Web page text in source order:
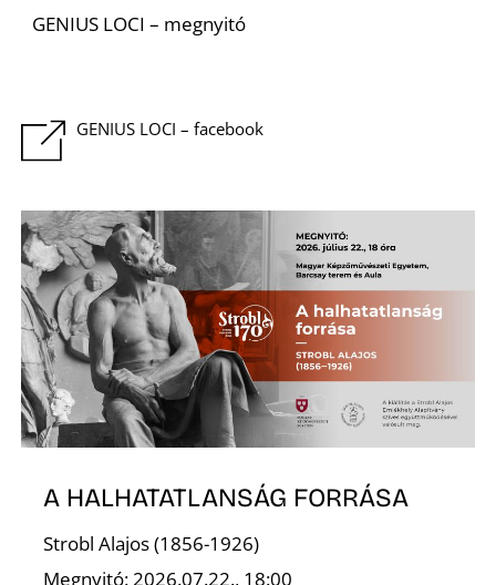
GENIUS LOCI – megnyitó
GENIUS LOCI – facebook
A HALHATATLANSÁG FORRÁSA
Strobl Alajos (1856-1926)
Megnyitó: 2026.07.22., 18:00